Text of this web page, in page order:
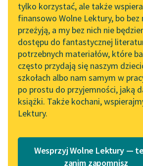
Zapraszamy na spotkanie
online z tłumaczkami
literatury skandynawskiej
Spotkanie z Katarzyną
Tunkiel w Oslo
102. lata temu zmarł
Joseph Conrad
Lektury szkolne i klasyka
API
OAI-
tylko korzystać, ale także
finansowo Wolne Lektury, bo bez
przeżyją, a my bez nich nie
dostępu do fantastycznej
potrzebnych materiałów, które
często przydają się naszym
szkołach albo nam samym w
po prostu do przyjemności, jaką
książki. Także kochani,
Lektury.
Wesprzyj Wolne Lektury —
zanim zapomnisz
— Ale
widzę,
Czytaj
Henryk